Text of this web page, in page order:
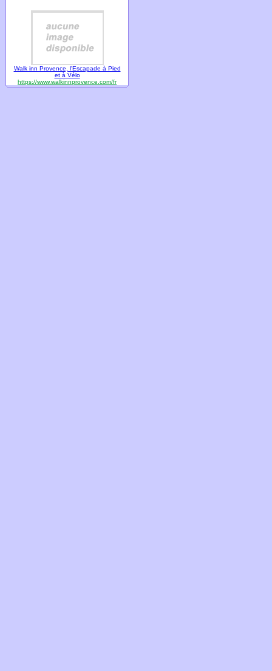
Walk inn Provence, l'Escapade à Pied
et à Vélo
https://www.walkinnprovence.com/fr